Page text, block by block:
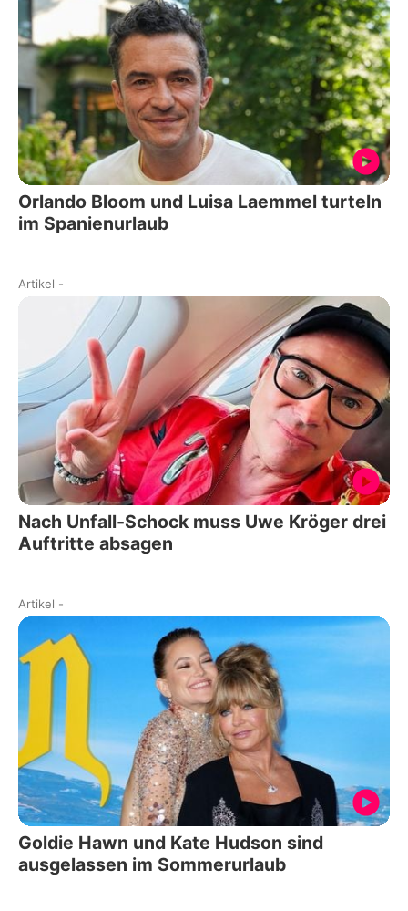
Orlando Bloom und Luisa Laemmel turteln
im Spanienurlaub
Artikel -
Nach Unfall-Schock muss Uwe Kröger drei
Auftritte absagen
Artikel -
Goldie Hawn und Kate Hudson sind
ausgelassen im Sommerurlaub